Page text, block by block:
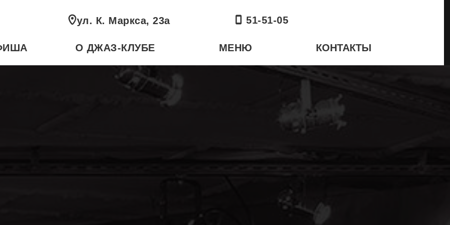
КОНТАКТЫ
О ДЖАЗ-КЛУБЕ
51-51-05
МЕНЮ
ул. К. Маркса, 23а